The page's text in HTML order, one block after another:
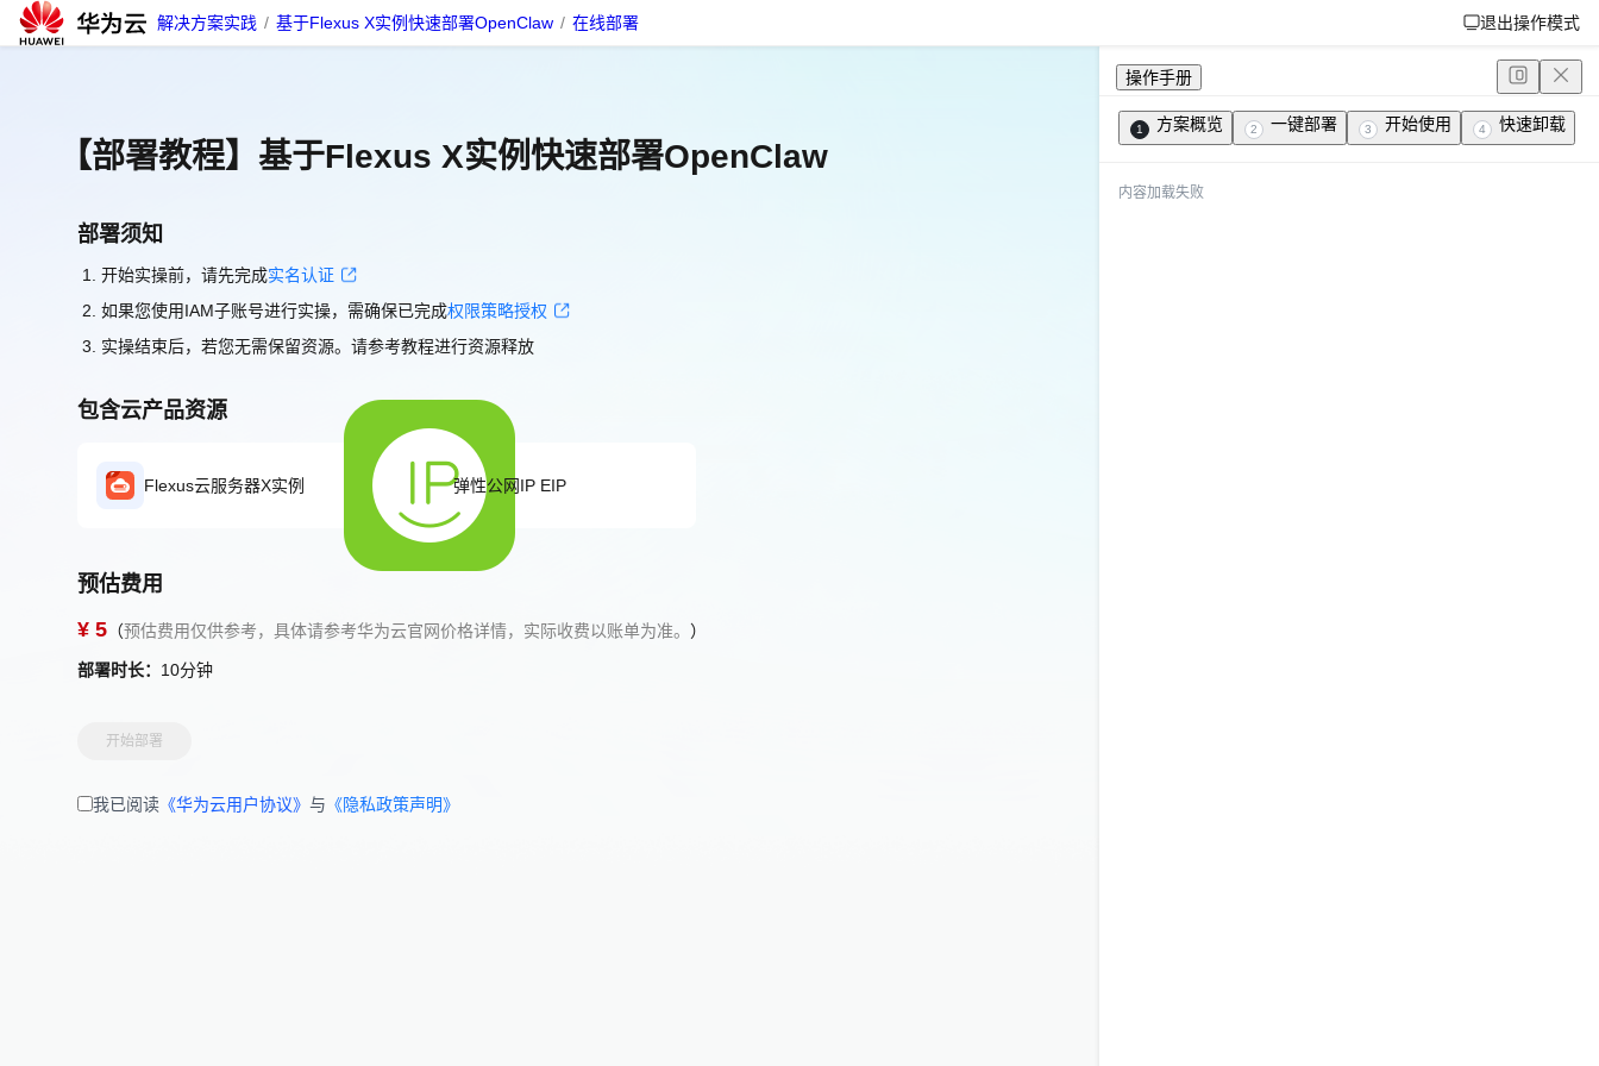
解决方案实践 / 基于Flexus X实例快速部署OpenClaw / 在线部署 退出操作模式
【部署教程】基于Flexus X实例快速部署OpenClaw
部署须知
开始实操前，请先完成实名认证
如果您使用IAM子账号进行实操，需确保已完成权限策略授权
实操结束后，若您无需保留资源。请参考教程进行资源释放
包含云产品资源
Flexus云服务器X实例 弹性公网IP EIP
预估费用
¥ 5（预估费用仅供参考，具体请参考华为云官网价格详情，实际收费以账单为准。 ）
部署时长： 10分钟
开始部署
我已阅读《华为云用户协议》 与 《隐私政策声明》
操作手册
1 方案概览 2 一键部署 3 开始使用 4 快速卸载
内容加载失败